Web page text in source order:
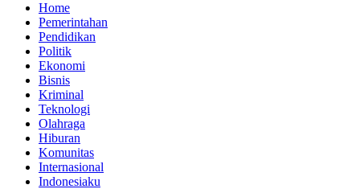
Home
Pemerintahan
Pendidikan
Politik
Ekonomi
Bisnis
Kriminal
Teknologi
Olahraga
Hiburan
Komunitas
Internasional
Indonesiaku